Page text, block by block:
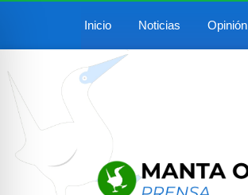
Inicio Noticias Opinión